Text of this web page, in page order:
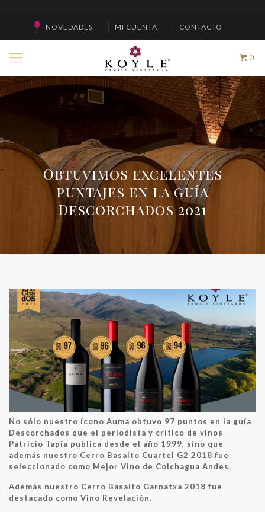
NOVEDADES MI CUENTA CONTACTO
0
Obtuvimos excelentes
puntajes en la guía
Descorchados 2021
No sólo nuestro ícono Auma obtuvo 97 puntos en la guía
Descorchados que el periodista y crítico de vinos
Patricio Tapia publica desde el año 1999, sino que
además nuestro Cerro Basalto Cuartel G2 2018 fue
seleccionado como Mejor Vino de Colchagua Andes.
Además nuestro Cerro Basalto Garnatxa 2018 fue
destacado como Vino Revelación.